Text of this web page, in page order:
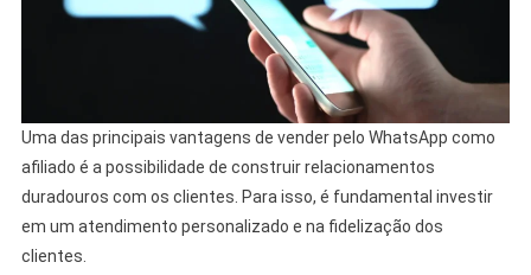
Uma das principais vantagens de vender pelo WhatsApp como
afiliado é a possibilidade de construir relacionamentos
duradouros com os clientes. Para isso, é fundamental investir
em um atendimento personalizado e na fidelização dos
clientes.